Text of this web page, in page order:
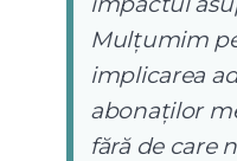
Mulțumim
implicarea
abonaților
fără de care